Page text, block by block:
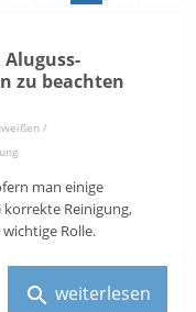
Aluguss-
zu beachten
/
man einige
Reinigung,
Rolle.
search weiterlesen